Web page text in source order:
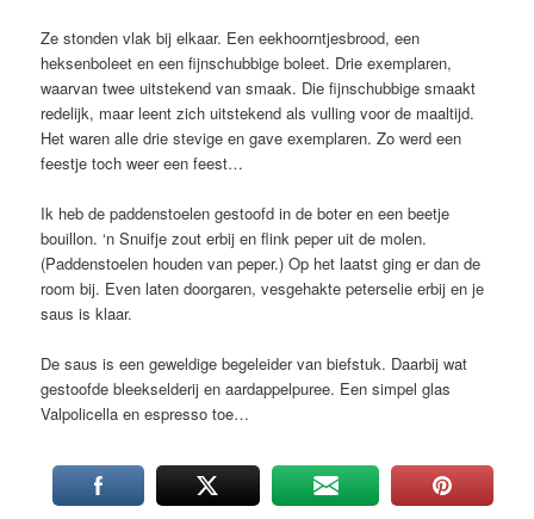
Ze stonden vlak bij elkaar. Een eekhoorntjesbrood, een
heksenboleet en een fijnschubbige boleet. Drie exemplaren,
waarvan twee uitstekend van smaak. Die fijnschubbige smaakt
redelijk, maar leent zich uitstekend als vulling voor de maaltijd.
Het waren alle drie stevige en gave exemplaren. Zo werd een
feestje toch weer een feest…
Ik heb de paddenstoelen gestoofd in de boter en een beetje
bouillon. ‘n Snuifje zout erbij en flink peper uit de molen.
(Paddenstoelen houden van peper.) Op het laatst ging er dan de
room bij. Even laten doorgaren, vesgehakte peterselie erbij en je
saus is klaar.
De saus is een geweldige begeleider van biefstuk. Daarbij wat
gestoofde bleekselderij en aardappelpuree. Een simpel glas
Valpolicella en espresso toe…